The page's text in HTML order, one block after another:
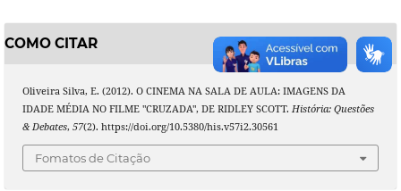
COMO CITAR
Oliveira Silva, E. (2012). O CINEMA NA SALA DE AULA: IMAGENS DA
IDADE MÉDIA NO FILME "CRUZADA", DE RIDLEY SCOTT. História: Questões
& Debates, 57(2). https://doi.org/10.5380/his.v57i2.30561
Fomatos de Citação